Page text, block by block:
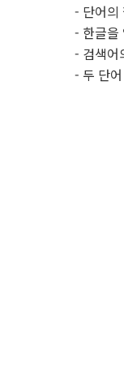
- 단어의
- 한글을
- 검색어
- 두 단